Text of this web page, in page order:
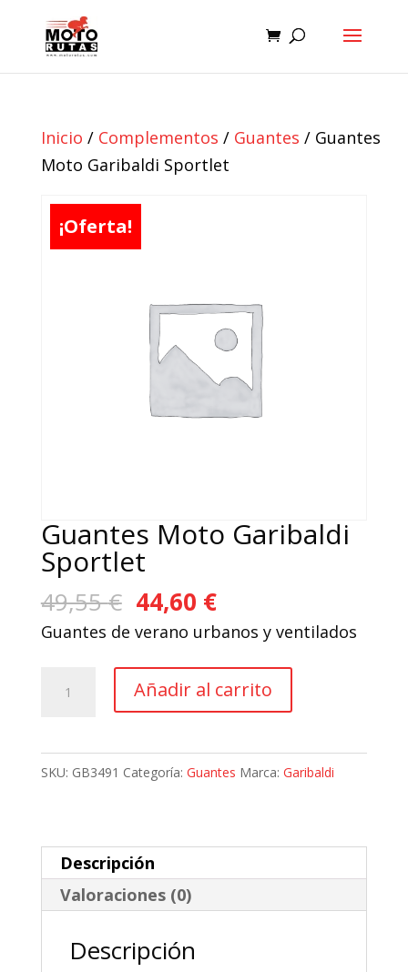
Inicio / Complementos / Guantes / Guantes
Moto Garibaldi Sportlet
¡Oferta!
Guantes Moto Garibaldi
Sportlet
49,55€ El
precio
era:
49,55 €.
44,60 €El
precio
es:
44,60 €.
Guantes de verano urbanos y ventilados
Añadir al carrito
SKU: GB3491 Categoría: Guantes Marca: Garibaldi
Descripción
Valoraciones (0)
Descripción